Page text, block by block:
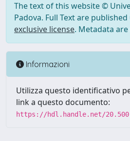
The text of this website ©
Padova. Full Text are
exclusive license. Metadata
Informazioni
Utilizza questo identificativo
link a questo documento:
https://hdl.handle.net/